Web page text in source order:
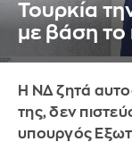
Τουρκία
με βάση το
Η ΝΔ ζητά
της, δεν
υπουργός